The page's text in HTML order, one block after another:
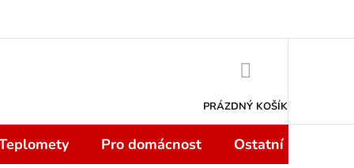
do 14 dní
PRÁZDNÝ KOŠÍK
Pro domácnost Ostatní